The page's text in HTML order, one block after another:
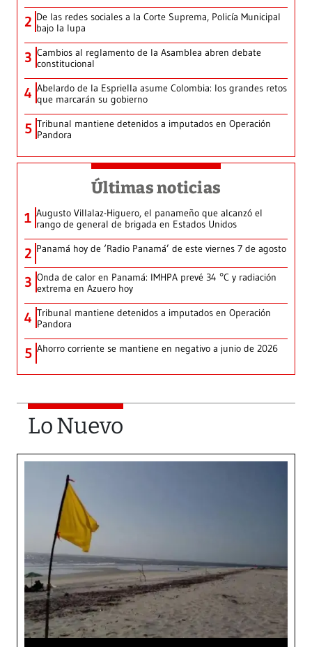
2 De las redes sociales a la Corte Suprema, Policía Municipal
bajo la lupa
3 Cambios al reglamento de la Asamblea abren debate
constitucional
4 Abelardo de la Espriella asume Colombia: los grandes retos
que marcarán su gobierno
5 Tribunal mantiene detenidos a imputados en Operación
Pandora
Últimas noticias
1 Augusto Villalaz-Higuero, el panameño que alcanzó el
rango de general de brigada en Estados Unidos
2 Panamá hoy de ‘Radio Panamá’ de este viernes 7 de agosto
3 Onda de calor en Panamá: IMHPA prevé 34 °C y radiación
extrema en Azuero hoy
4 Tribunal mantiene detenidos a imputados en Operación
Pandora
5 Ahorro corriente se mantiene en negativo a junio de 2026
Lo Nuevo